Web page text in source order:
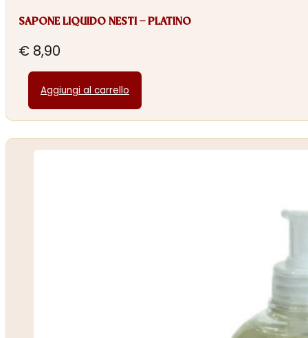
SAPONE LIQUIDO NESTI – PLATINO
€ 8,90
Aggiungi al carrello